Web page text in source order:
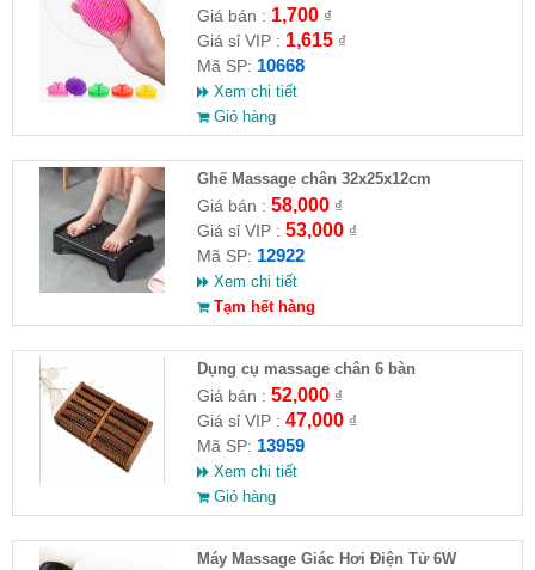
Giá bán : 1,700₫
Giá sỉ VIP : 1,615₫
Mã SP: 10668
Xem chi tiết
Giỏ hàng
Ghế Massage chân 32x25x12cm
Giá bán : 58,000₫
Giá sỉ VIP : 53,000₫
Mã SP: 12922
Xem chi tiết
Tạm hết hàng
Dụng cụ massage chân 6 bàn
Giá bán : 52,000₫
Giá sỉ VIP : 47,000₫
Mã SP: 13959
Xem chi tiết
Giỏ hàng
Máy Massage Giác Hơi Điện Tử 6W